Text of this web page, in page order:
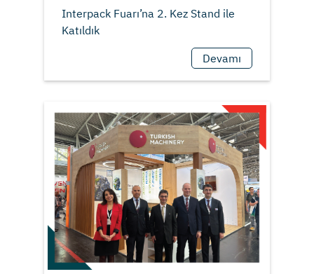
Interpack Fuarı’na 2. Kez Stand ile
Katıldık
Devamı